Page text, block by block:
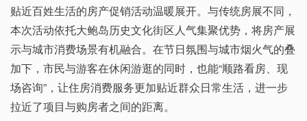
贴近百姓生活的房产促销活动温暖展开。与传统房展不同，
本次活动依托大鲍岛历史文化街区人气集聚优势，将房产展
示与城市消费场景有机融合。在节日氛围与城市烟火气的叠
加下，市民与游客在休闲游逛的同时，也能“顺路看房、现
场咨询”，让住房消费服务更加贴近群众日常生活，进一步
拉近了项目与购房者之间的距离。